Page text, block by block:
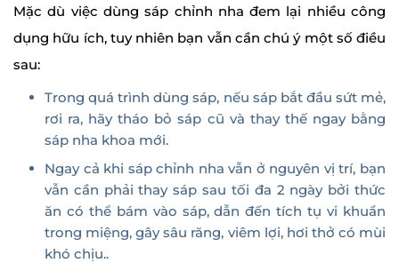
Mặc dù việc dùng sáp chỉnh nha đem lại nhiều công
dụng hữu ích, tuy nhiên bạn vẫn cần chú ý một số điều
sau:
Trong quá trình dùng sáp, nếu sáp bắt đầu sứt mẻ,
rơi ra, hãy tháo bỏ sáp cũ và thay thế ngay bằng
sáp nha khoa mới.
Ngay cả khi sáp chỉnh nha vẫn ở nguyên vị trí, bạn
vẫn cần phải thay sáp sau tối đa 2 ngày bởi thức
ăn có thể bám vào sáp, dẫn đến tích tụ vi khuẩn
trong miệng, gây sâu răng, viêm lợi, hơi thở có mùi
khó chịu..